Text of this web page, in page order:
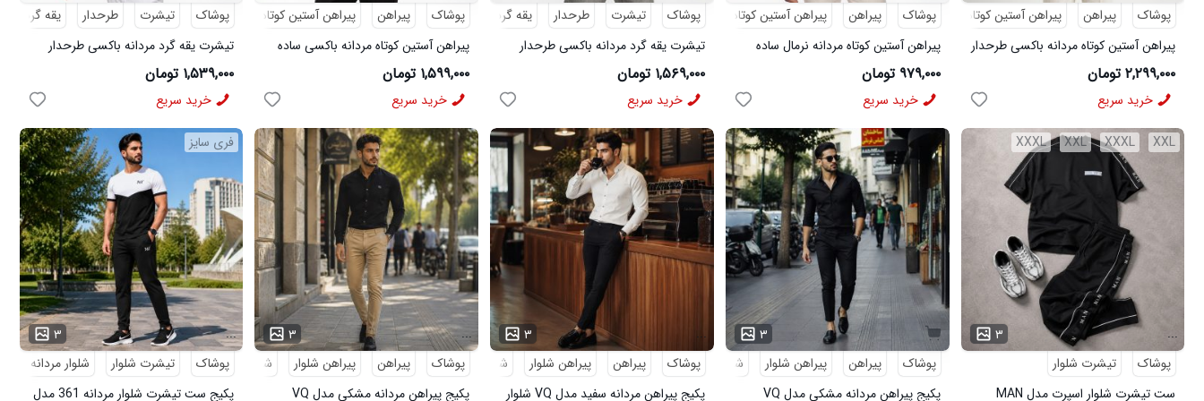
پوشاک
پیراهن پیراهن آستین کوتاه
طرحدار
پیراهن آستین کوتاه مردانه باکسی طرحدار
لینن سبز مدل 50971
۲,۲۹۹,۰۰۰ تومان
خرید سریع
پوشاک
پیراهن
پیراهن آستین کوتاه
پیراهن آستین کوتاه مردانه نرمال ساده
ویسکوز سبز مدل 50977
۹۷۹,۰۰۰ تومان
خرید سریع
پوشاک
تیشرت طرحدار
یقه گرد
تیشرت یقه گرد مردانه باکسی طرحدار
پنبه دو رو سبز روشن مدل 50896
۱,۵۶۹,۰۰۰ تومان
خرید سریع
پوشاک
پیراهن
پیراهن آستین کوتاه
پیراهن آستین کوتاه مردانه باکسی ساده
لینن کرم مدل 50943
۱,۵۹۹,۰۰۰ تومان
خرید سریع
پوشاک
تیشرت طرحدار
یقه گرد
تیشرت یقه گرد مردانه باکسی طرحدار
مچینست سبز Balenciaga مدل 50944
۱,۵۳۹,۰۰۰ تومان
خرید سریع
XXL
XXXL
XXL
XXXL
۳
...
پوشاک
تیشرت شلوار
ست تیشرت شلوار اسپرت مدل MAN
۳
پوشاک
پیراهن پیراهن شلوار
شلوار مردانه
پکیج پیراهن مردانه مشکی مدل VQ
۳
...
پوشاک
پیراهن پیراهن شلوار
شلوار مردانه
پکیج پیراهن مردانه سفید مدل VQ شلوار
۳
...
پوشاک
پیراهن پیراهن شلوار
شلوار مردانه
پکیج پیراهن مردانه مشکی مدل VQ
فری سایز
۳
...
پوشاک
تیشرت شلوار شلوار مردانه
پکیج ست تیشرت شلوار مردانه 361 مدل